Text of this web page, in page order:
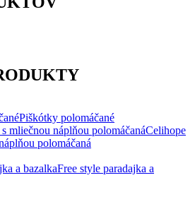
Piškótky polomáčané
Celihope
polomáčaná
Free style paradajka a